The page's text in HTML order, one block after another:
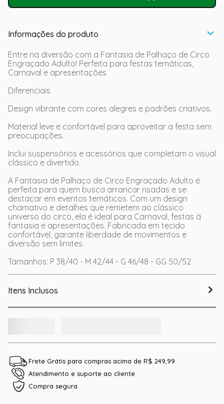
Informações do produto
Entre na diversão com a Fantasia de Palhaço de Circo
Engraçado Adulto! Perfeita para festas temáticas,
Carnaval e apresentações
Diferenciais
Design vibrante com cores alegres e padrões criativos.
Material leve e confortável para aproveitar a festa sem
preocupações.
Inclui suspensórios e acessórios que completam o visual
clássico e divertido.
A Fantasia de Palhaço de Circo Engraçado Adulto é
perfeita para quem busca arrancar risadas e se
destacar em eventos temáticos. Com um design
chamativo e detalhes que remetem ao clássico
universo do circo, ela é ideal para Carnaval, festas à
fantasia e apresentações. Fabricada em tecido
confortável, garante liberdade de movimentos e
diversão sem limites.
Tamanhos: P 38/40 - M 42/44 - G 46/48 - GG 50/52
Itens Inclusos
Frete Grátis para compras acima de R$ 249,99
Atendimento e suporte ao cliente
Compra segura